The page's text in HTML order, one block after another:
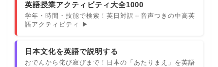
英語授業アクティビティ大全1000
学年・時間・技能で検索！英日対訳＋音声つきの中高英
語アクティビティ ▶
日本文化を英語で説明する
おでんから侘び寂びまで！日本の「あたりまえ」を英語